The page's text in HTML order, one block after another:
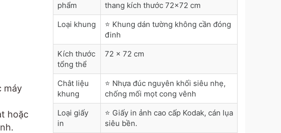
máy
hoặc
phẩm
thang kích thước 72x72 cm
Loại khung
⭐ Khung dán tường không cần đóng
đinh
Kích thước
tổng thể
72 x 72 cm
Chât liệu
khung
⭐ Nhựa đúc nguyên khối siêu nhẹ,
chống mối mọt cong vênh
Loại giấy
in
⭐ Giấy in ảnh cao cấp Kodak, cán lụa
siêu bền.